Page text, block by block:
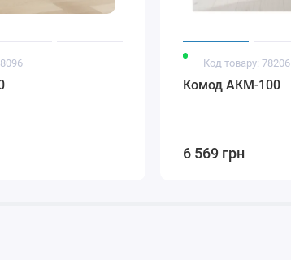
Код товару: 78206
Комод АКМ-100
6 569 грн